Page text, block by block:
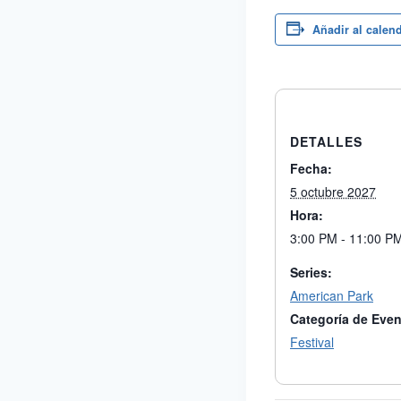
Añadir al
DETALLES
Fecha:
5 octubre 2027
Hora:
3:00 PM - 11:00
Series:
American Park
Categoría de
Festival